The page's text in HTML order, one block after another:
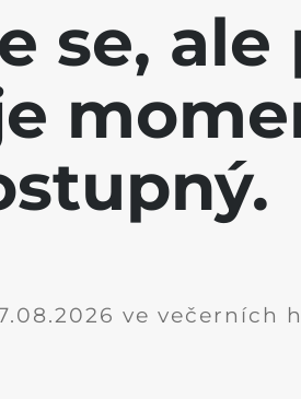
se, ale
ve večerních